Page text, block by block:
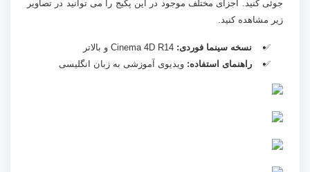
جوئی کنید. اجزای مختلف موجود در این پکیج را می توانید در تصاویر
زیر مشاهده کنید.
نسخه سینما فوردی:
راهنمای استفاده: ویدیوی آموزشی به زبان انگلیسی